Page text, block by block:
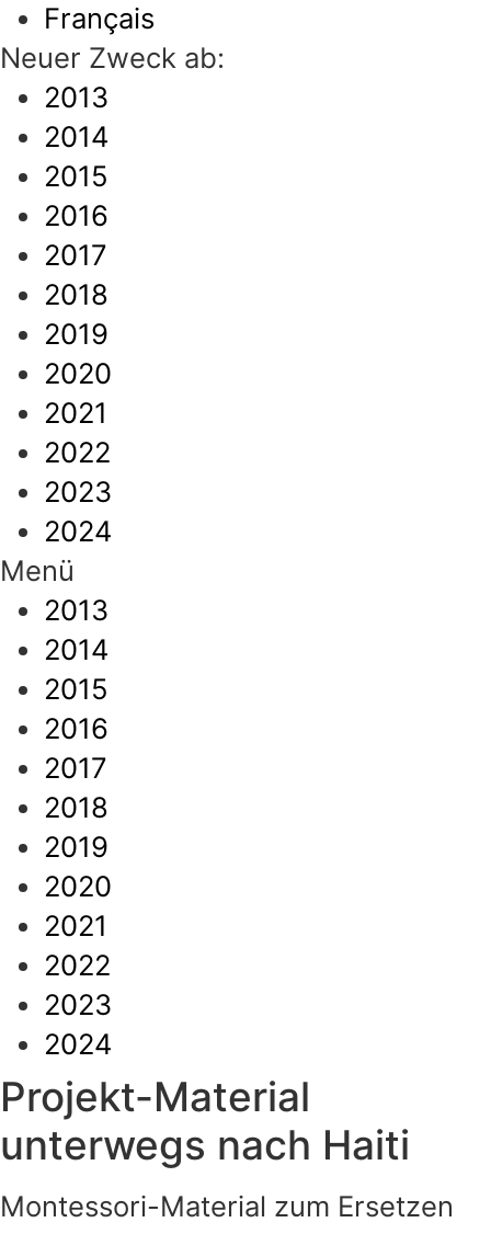
Français
Neuer Zweck ab:
2013
2014
2015
2016
2017
2018
2019
2020
2021
2022
2023
2024
Menü
2013
2014
2015
2016
2017
2018
2019
2020
2021
2022
2023
2024
Projekt-Material
unterwegs nach Haiti
Montessori-Material zum Ersetzen